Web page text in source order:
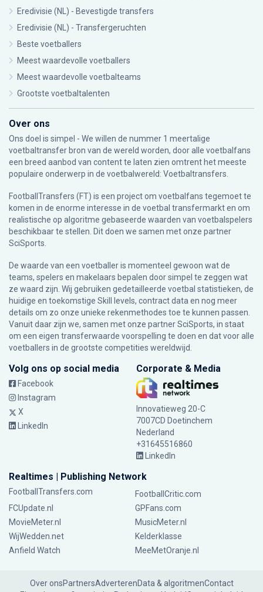
Eredivisie (NL) - Bevestigde transfers
Eredivisie (NL) - Transfergeruchten
Beste voetballers
Meest waardevolle voetballers
Meest waardevolle voetbalteams
Grootste voetbaltalenten
Over ons
Ons doel is simpel - We willen de nummer 1 meertalige
voetbaltransfer bron van de wereld worden, door alle voetbalfans
een breed aanbod van content te laten zien omtrent het meeste
populaire onderwerp in de voetbalwereld: Voetbaltransfers.
FootballTransfers (FT) is een project om voetbalfans tegemoet te
komen in de enorme interesse in de voetbal transfermarkt en om
realistische op algoritme gebaseerde waarden van voetbalspelers
beschikbaar te stellen. Dit doen we samen met onze partner
SciSports
De waarde van een voetballer is momenteel gewoon wat de
teams, spelers en makelaars bepalen door simpel te zeggen wat
ze waard zijn. Wij gebruiken gedetailleerde voetbal statistieken, de
huidige en toekomstige Skill levels, contract data en nog meer
details om zo onze unieke rekenmethodes toe te kunnen passen.
Vanuit daar zijn we, samen met onze partner SciSports, in staat
om een eigen transferwaarde voorspelling te doen en dat voor alle
voetballers in de grootste competities wereldwijd.
Volg ons op social media
Facebook
Instagram
X
LinkedIn
Corporate & Media
Innovatieweg 20-C
7007CD Doetinchem
Nederland
+31645516860
LinkedIn
Realtimes | Publishing Network
FootballTransfers.com
FootballCritic.com
FCUpdate.nl
GPFans.com
MovieMeter.nl
MusicMeter.nl
WijWedden.net
Kelderklasse
Anfield Watch
MeeMetOranje.nl
Over onsPartnersAdverterenData & algoritmenContact